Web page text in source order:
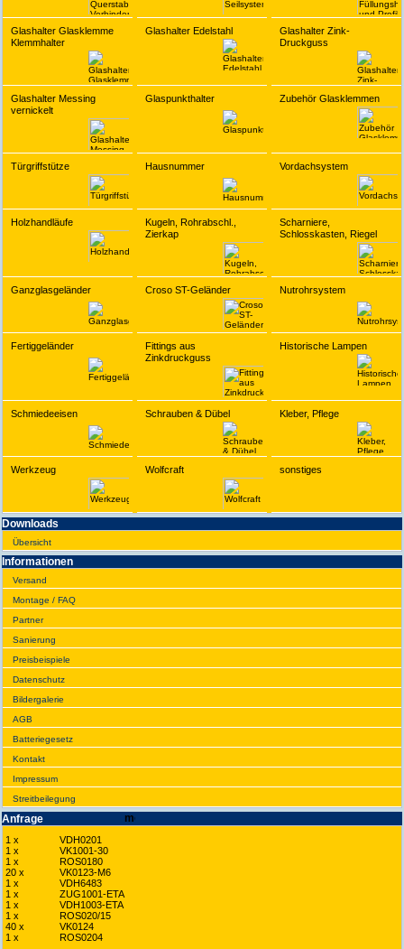
Glashalter Glasklemme
Klemmhalter
Glashalter Edelstahl
Glashalter Zink-
Druckguss
Glashalter Messing
vernickelt
Glaspunkthalter Zubehör Glasklemmen
Türgriffstütze Hausnummer Vordachsystem
Holzhandläufe
Kugeln, Rohrabschl.,
Zierkap
Scharniere,
Schlosskasten, Riegel
Ganzglasgeländer Croso ST-Geländer Nutrohrsystem
Fertiggeländer
Fittings aus
Zinkdruckguss
Historische Lampen
Schmiedeeisen Schrauben & Dübel Kleber, Pflege
Werkzeug Wolfcraft sonstiges
Downloads
Übersicht
Infor­ma­tionen
Versand
Montage / FAQ
Partner
Sanie­rung
Preis­beispiele
Daten­schutz
Bilder­galerie
AGB
Batte­rie­gesetz
Kontakt
Impres­sum
Streit­bei­legung
Anfrage
1 x
VDH0201
1 x
VK1001-30
1 x
ROS0180
20 x
VK0123-M6
1 x
VDH6483
1 x
ZUG1001-ETA
1 x
VDH1003-ETA
1 x
ROS020/15
40 x
VK0124
1 x
ROS0204